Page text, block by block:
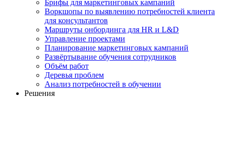
Брифы для маркетинговых кампаний
Воркшопы по выявлению потребностей клиента
для консультантов
Маршруты онбординга для HR и L&D
Управление проектами
Планирование маркетинговых кампаний
Развёртывание обучения сотрудников
Объём работ
Деревья проблем
Анализ потребностей в обучении
Решения